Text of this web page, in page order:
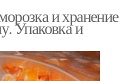
и хранение
Упаковка и